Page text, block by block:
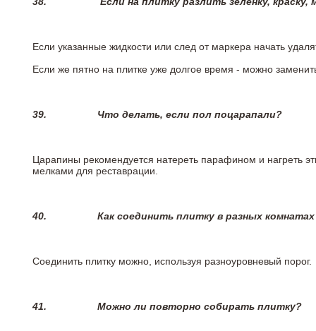
Если указанные жидкости или след от маркера начать
Если же пятно на плитке уже долгое время - можно
39. Что делать, если пол поцарапали?
Царапины рекомендуется натереть парафином и нагреть
мелками для реставрации.
40. Как соединить плитку в разных
Соединить плитку можно, используя разноуровневый порог.
41. Можно ли повторно собирать плитку?